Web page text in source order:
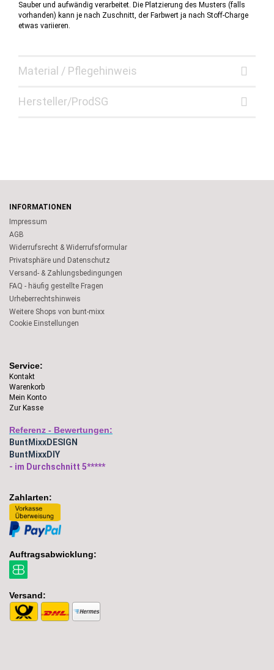
Sauber und aufwändig verarbeitet. Die Platzierung des Musters (falls
vorhanden) kann je nach Zuschnitt, der Farbwert ja nach Stoff-Charge
etwas variieren.
Material / Pflegehinweis
Hersteller/ProdSG
INFORMATIONEN
Impressum
AGB
Widerrufsrecht & Widerrufsformular
Privatsphäre und Datenschutz
Versand- & Zahlungsbedingungen
FAQ - häufig gestellte Fragen
Urheberrechtshinweis
Weitere Shops von bunt-mixx
Cookie Einstellungen
Service:
Kontakt
Warenkorb
Mein Konto
Zur Kasse
Referenz - Bewertungen:
BuntMixxDESIGN
BuntMixxDIY
- im Durchschnitt 5*****
Zahlarten:
Auftragsabwicklung:
Versand: